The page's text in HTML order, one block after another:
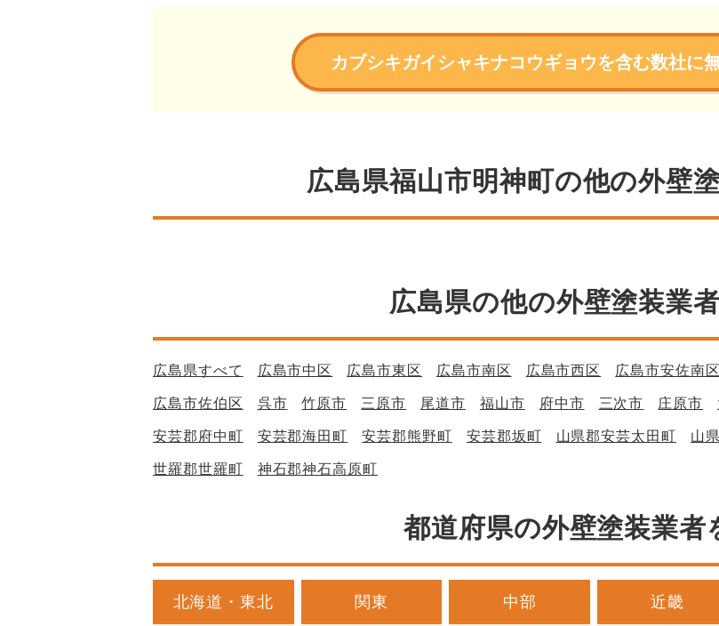
カブシキガイシャキナコウギョウを含む数社に
広島県福山市明神町の他の外壁
広島県の他の外壁塗装業
広島県すべて 広島市中区 広島市東区 広島市南区 広島市西区 広島市安佐南区
広島市佐伯区 呉市 竹原市 三原市 尾道市 福山市 府中市 三次市 庄原市
安芸郡府中町 安芸郡海田町 安芸郡熊野町 安芸郡坂町 山県郡安芸太田町 山
世羅郡世羅町 神石郡神石高原町
都道府県の外壁塗装業者
北海道・東北 関東 中部 近畿